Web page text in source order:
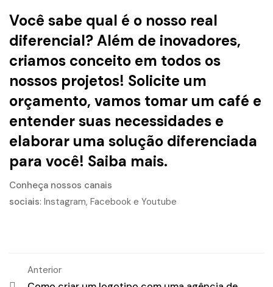
Você sabe qual é o nosso real
diferencial? Além de inovadores,
criamos conceito em todos os
nossos projetos! Solicite um
orçamento, vamos tomar um café e
entender suas necessidades e
elaborar uma solução diferenciada
para você! Saiba mais.
Conheça nossos canais
sociais: Instagram, Facebook e Youtube
Anterior